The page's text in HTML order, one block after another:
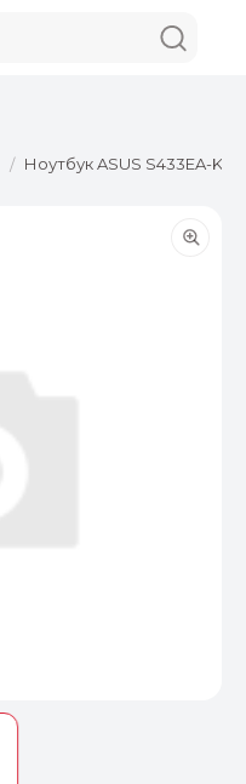
/ Ноутбук ASUS S433EA-